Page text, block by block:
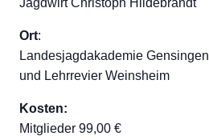
Ort:
Landesjagdakademie Gensingen
und Lehrrevier Weinsheim
Kosten:
Mitglieder 99,00 €